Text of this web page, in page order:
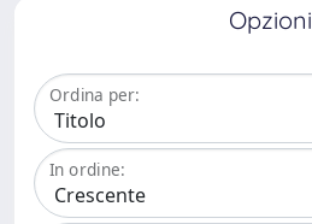
Opzioni
Ordina per:
In ordine: